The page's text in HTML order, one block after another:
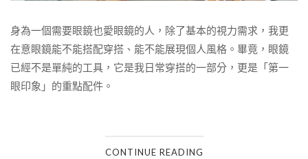
身為一個需要眼鏡也愛眼鏡的人，除了基本的視力需求，我更
在意眼鏡能不能搭配穿搭、能不能展現個人風格。畢竟，眼鏡
已經不是單純的工具，它是我日常穿搭的一部分，更是「第一
眼印象」的重點配件。
CONTINUE READING